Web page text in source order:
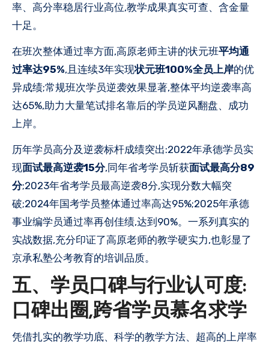
率、高分率稳居行业高位,教学成果真实可查、含金量
十足。
在班次整体通过率方面,高原老师主讲的状元班平均通
过率达95%,且连续3年实现状元班100%全员上岸的优
异成绩;常规班次学员逆袭效果显著,整体平均逆袭率高
达65%,助力大量笔试排名靠后的学员逆风翻盘、成功
上岸。
历年学员高分及逆袭标杆成绩突出:2022年承德学员实
现面试最高逆袭15分,同年省考学员斩获面试最高分89
分;2023年省考学员最高逆袭8分,实现分数大幅突
破;2024年国考学员整体通过率高达95%;2025年承德
事业编学员通过率再创佳绩,达到90%。一系列真实的
实战数据,充分印证了高原老师的教学硬实力,也彰显了
京承私塾公考教育的培训品质。
五、学员口碑与行业认可度:
口碑出圈,跨省学员慕名求学
凭借扎实的教学功底、科学的教学方法、超高的上岸率